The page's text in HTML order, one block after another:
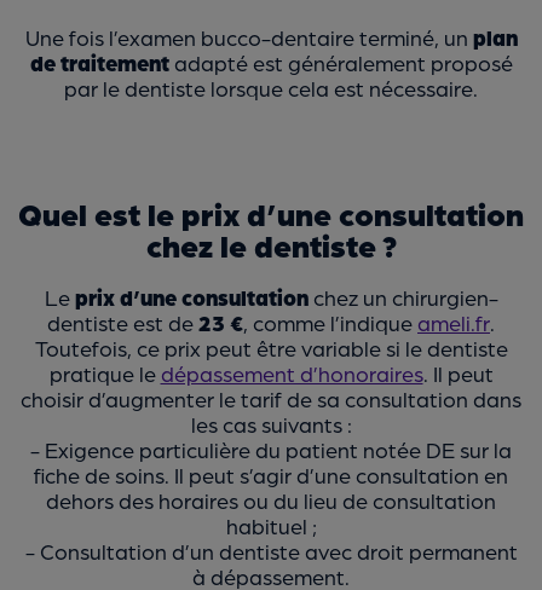
Une fois l’examen bucco-dentaire terminé, un plan
de traitementadapté est généralement proposé
par le dentiste lorsque cela est nécessaire.
Quel est le prix d’une consultation
chez le dentiste ?
Leprix d’une consultationchez un chirurgien-
dentiste est de 23 € , comme l’indique ameli.fr
Toutefois, ce prix peut être variable si le dentiste
pratique le dépassement d’honoraires. Il peut
choisir d’augmenter le tarif de sa consultation dans
les cas suivants :
- Exigence particulière du patient notée DE sur la
fiche de soins. Il peut s’agir d’une consultation en
dehors des horaires ou du lieu de consultation
habituel ;
- Consultation d’un dentiste avec droit permanent
à dépassement.